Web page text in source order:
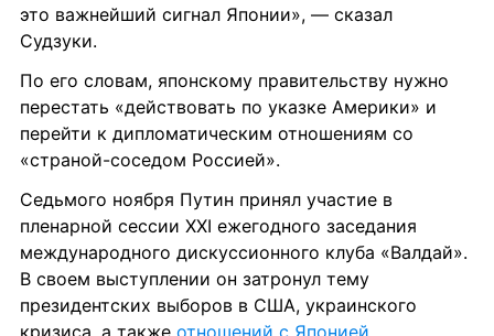
это важнейший сигнал Японии», — сказал
Судзуки.
По его словам, японскому правительству нужно
перестать «действовать по указке Америки» и
перейти к дипломатическим отношениям со
«страной-соседом Россией».
Седьмого ноября Путин принял участие в
пленарной сессии XXI ежегодного заседания
международного дискуссионного клуба «Валдай».
В своем выступлении он затронул тему
президентских выборов в США, украинского
кризиса, а также отношений с Японией